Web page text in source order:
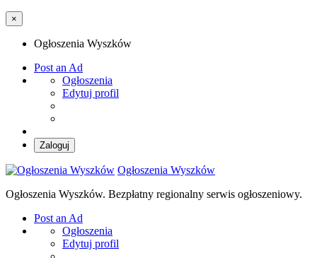
×
Ogłoszenia Wyszków
Post an Ad
Ogłoszenia
Edytuj profil
Zaloguj
Ogłoszenia Wyszków
Ogłoszenia Wyszków. Bezpłatny regionalny serwis ogłoszeniowy.
Post an Ad
Ogłoszenia
Edytuj profil